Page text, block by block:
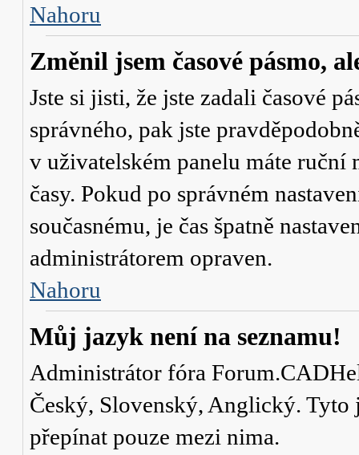
Nahoru
Změnil jsem časové pásmo,
Jste si jisti, že jste zadali časové
správného, pak jste
v uživatelském panelu máte ruční
časy. Pokud po správném
současnému, je čas špatně
administrátorem opraven.
Nahoru
Můj jazyk není na seznamu!
Administrátor fóra
Český, Slovenský, Anglický.
přepínat pouze mezi nima.